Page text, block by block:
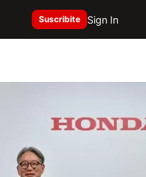
Suscribite Sign In